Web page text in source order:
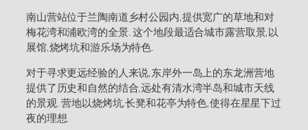
南山营站位于兰陶南道乡村公园内,提供宽广的草地和对
梅花湾和浦欧湾的全景. 这个地段最适合城市露营取景,以
展馆,烧烤坑和游乐场为特色.
对于寻求更远经验的人来说,东岸外一岛上的东龙洲营地
提供了历史和自然的结合,远处有清水湾半岛和城市天线
的景观. 营地以烧烤坑,长凳和花亭为特色,使得在星星下过
夜的理想.